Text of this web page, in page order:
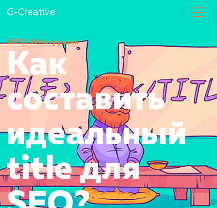
G-Creative
#SEO #Инструкция
Как
составить
идеальный
title для